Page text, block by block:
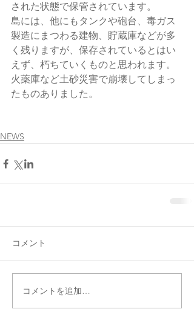
された状態で保管されています。
島には、他にもタンクや砲台、毒ガス
製造にまつわる建物、貯蔵庫などが多
く残りますが、保存されているとはい
えず、朽ちていくものと思われます。
火薬庫など土砂災害で崩壊してしまっ
たものありました。
NEWS
コメント
コメントを追加…